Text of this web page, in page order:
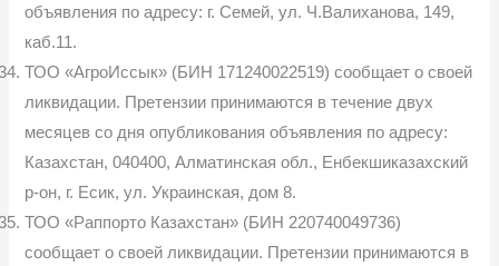
объявления по адресу: г. Семей, ул. Ч.Валиханова, 149,
каб.11.
ТОО «АгроИссык» (БИН 171240022519) сообщает о своей
ликвидации. Претензии принимаются в течение двух
месяцев со дня опубликования объявления по адресу:
Казахстан, 040400, Алматинская обл., Енбекшиказахский
р-он, г. Есик, ул. Украинская, дом 8.
ТОО «Раппорто Казахстан» (БИН 220740049736)
сообщает о своей ликвидации. Претензии принимаются в